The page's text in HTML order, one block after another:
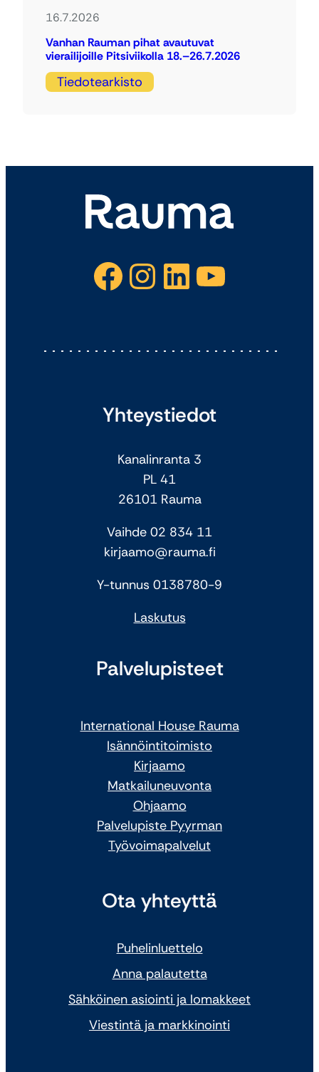
16.7.2026
Vanhan Rauman pihat avautuvat
vierailijoille Pitsiviikolla 18.–26.7.2026
Tiedotearkisto
Facebook Instagram LinkedIn YouTube
Yhteystiedot
Kanalinranta 3
PL 41
26101 Rauma
Vaihde 02 834 11
kirjaamo@rauma.fi
Y-tunnus 0138780-9
Laskutus
Palvelupisteet
International House Rauma
Isännöintitoimisto
Kirjaamo
Matkailuneuvonta
Ohjaamo
Palvelupiste Pyyrman
Työvoimapalvelut
Ota yhteyttä
Puhelinluettelo
Anna palautetta
Sähköinen asiointi ja lomakkeet
Viestintä ja markkinointi